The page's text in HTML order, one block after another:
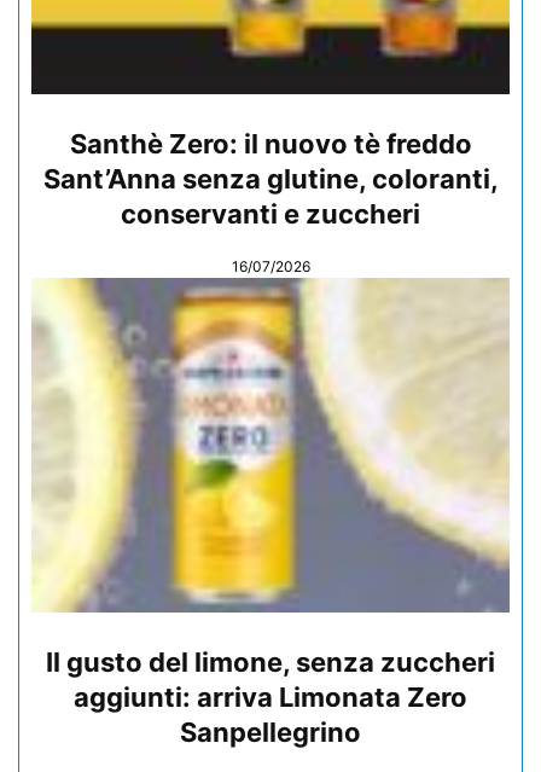
Santhè Zero: il nuovo tè freddo
Sant’Anna senza glutine, coloranti,
conservanti e zuccheri
16/07/2026
Il gusto del limone, senza zuccheri
aggiunti: arriva Limonata Zero
Sanpellegrino